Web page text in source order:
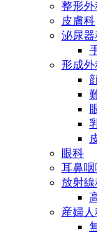
整形外
皮膚科
泌尿器
形成
眼科
耳鼻
放射
産婦